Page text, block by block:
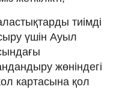
тиімді
үшін Ауыл
жөніндегі
картасына қол